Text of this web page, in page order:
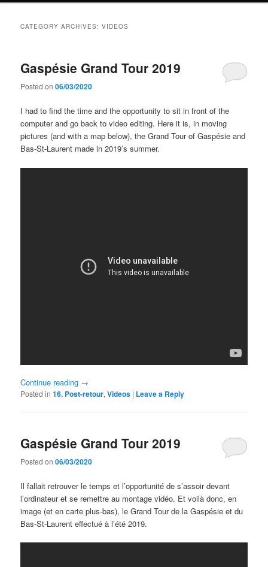
CATEGORY ARCHIVES:VIDEOS
Gaspésie Grand Tour 2019
Posted on06/03/2020
I had to find the time and the opportunity to sit in front of the
computer and go back to video editing. Here it is, in moving
pictures (and with a map below), the Grand Tour of Gaspésie and
Bas-St-Laurent made in 2019’s summer.
Continue reading →
Posted in 16. Post-retour,Videos | Leave a Reply
Gaspésie Grand Tour 2019
Posted on06/03/2020
Il fallait retrouver le temps et l’opportunité de s’assoir devant
l’ordinateur et se remettre au montage vidéo. Et voilà donc, en
image (et en carte plus-bas), le Grand Tour de la Gaspésie et du
Bas-St-Laurent effectué à l’été 2019.